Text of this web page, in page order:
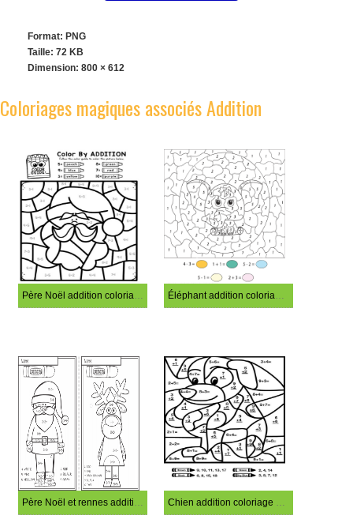
Format: PNG
Taille: 72 KB
Dimension: 800 × 612
Coloriages magiques associés Addition
Père Noël addition coloriage magique Éléphant addition coloriage magique
Père Noël et rennes addition coloriage magique Chien addition coloriage magique